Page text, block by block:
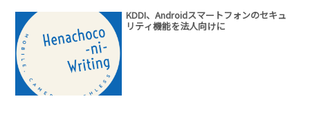
KDDI、Androidスマートフォンのセキュ
リティ機能を法人向けに